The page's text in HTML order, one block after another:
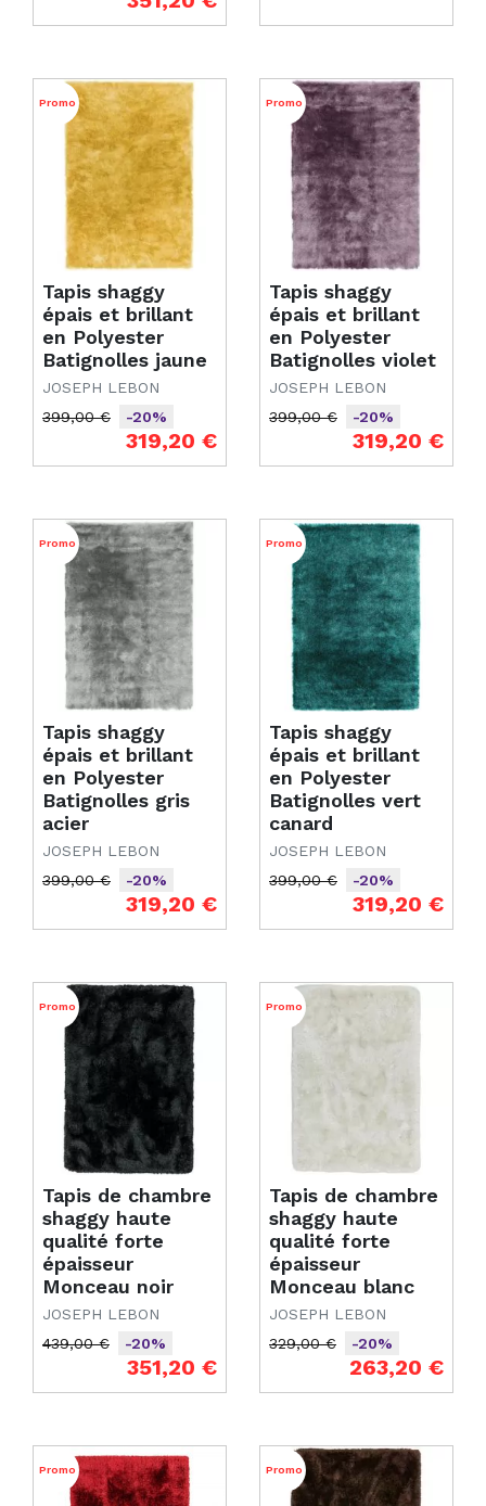
Tapis shaggy
épais et brillant
en Polyester
Batignolles jaune
JOSEPH LEBON
Prix de base
399,00 €
-20%
319,20 €
Promo
Tapis shaggy
épais et brillant
en Polyester
Batignolles violet
JOSEPH LEBON
Prix de base
399,00 €
-20%
319,20 €
Promo
Tapis shaggy
épais et brillant
en Polyester
Batignolles gris
acier
JOSEPH LEBON
Prix de base
399,00 €
-20%
319,20 €
Promo
Tapis shaggy
épais et brillant
en Polyester
Batignolles vert
canard
JOSEPH LEBON
Prix de base
399,00 €
-20%
319,20 €
Promo
Tapis de chambre
shaggy haute
qualité forte
épaisseur
Monceau noir
JOSEPH LEBON
Prix de base
439,00 €
-20%
351,20 €
Promo
Tapis de chambre
shaggy haute
qualité forte
épaisseur
Monceau blanc
JOSEPH LEBON
Prix de base
329,00 €
-20%
263,20 €
Promo
Promo Promo